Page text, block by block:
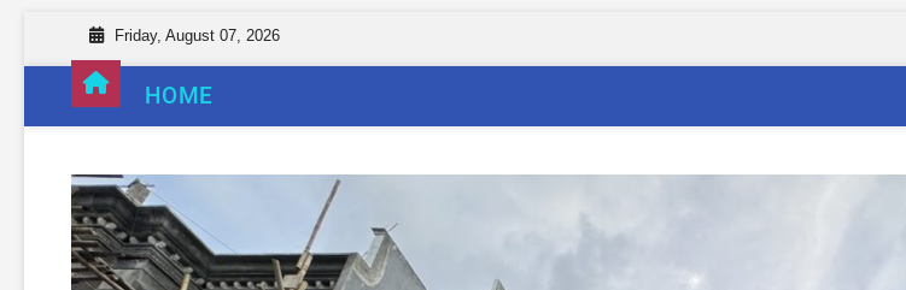
Friday, August 07, 2026
HOME